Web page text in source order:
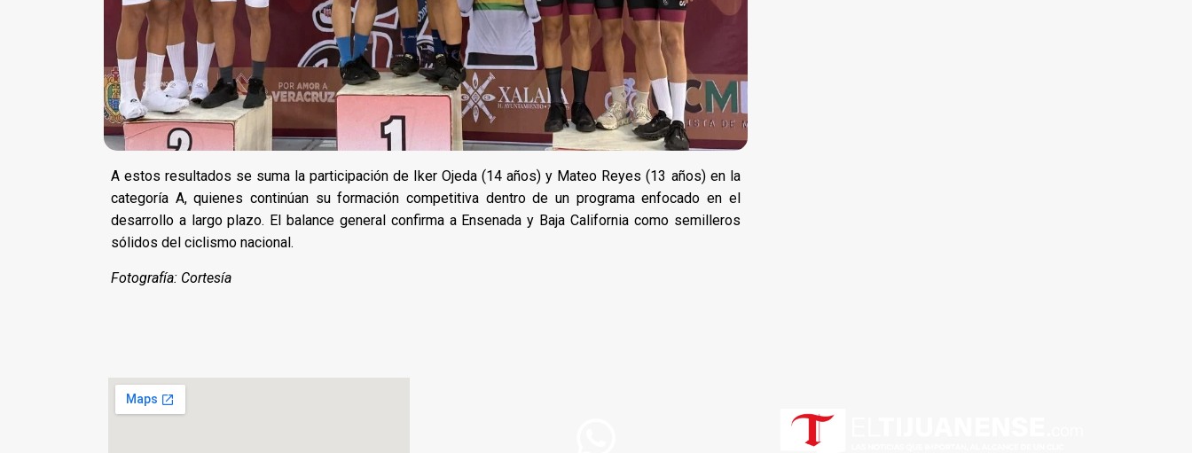
A estos resultados se suma la participación de Iker Ojeda (14 años) y Mateo Reyes (13 años) en la
categoría A, quienes continúan su formación competitiva dentro de un programa enfocado en el
desarrollo a largo plazo. El balance general confirma a Ensenada y Baja California como semilleros
sólidos del ciclismo nacional.
Fotografía: Cortesía